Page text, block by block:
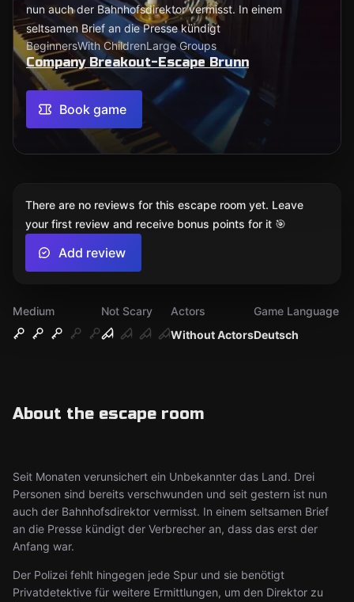
nun auch der Bahnhofsdirektor vermisst. In einem
seltsamen Brief an die Presse kündigt
BeginnersWith ChildrenLarge Groups
Company Breakout-Escape Brunn
Book game
Medium
Not Scary
Without Actors
Actors
Deutsch
Game Language
About the escape room
Seit Monaten verunsichert ein Unbekannter das Land. Drei
Personen sind bereits verschwunden und seit gestern ist nun
auch der Bahnhofsdirektor vermisst. In einem seltsamen Brief
an die Presse kündigt der Verbrecher an, dass das erst der
Anfang war.
Der Polizei fehlt hingegen jede Spur und sie benötigt
Privatdetektive für weitere Ermittlungen, um den Direktor zu
There are no reviews for this escape room yet. Leave
your first review and receive bonus points for it 🎯
Add review